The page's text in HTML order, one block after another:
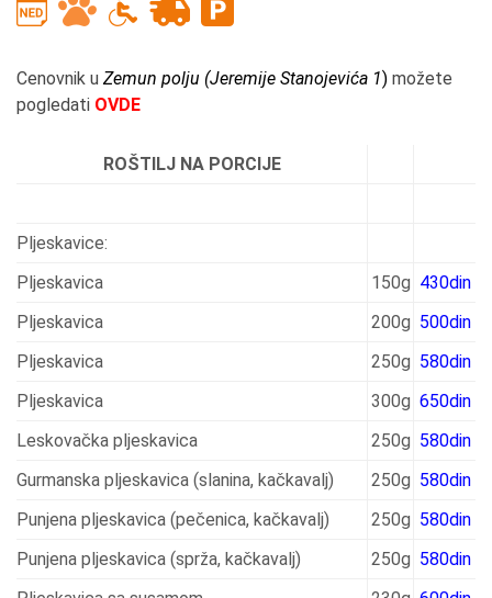
Cenovnik u Zemun polju (Jeremije Stanojevića 1) možete
pogledati OVDE
ROŠTILJ NA PORCIJE
Pljeskavice:
Pljeskavica
150g 430din
Pljeskavica
200g 500din
Pljeskavica
250g 580din
Pljeskavica
300g 650din
Leskovačka pljeskavica
250g 580din
Gurmanska pljeskavica (slanina, kačkavalj)
250g 580din
Punjena pljeskavica (pečenica, kačkavalj)
250g 580din
Punjena pljeskavica (sprža, kačkavalj)
250g 580din